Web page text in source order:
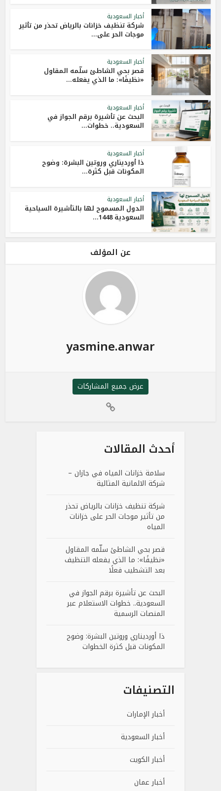
أخبار السعودية
شركة تنظيف خزانات بالرياض تحذر من تأثير
موجات الحر على...
أخبار السعودية
قصر بحي الشاطئ سلّمه المقاول
«نظيفًا»: ما الذي يفعله...
أخبار السعودية
البحث عن تأشيرة برقم الجواز في
السعودية.. خطوات...
أخبار السعودية
ذا أورديناري وروتين البشرة: وضوح
المكونات قبل كثرة...
أخبار السعودية
الدول المسموح لها بالتأشيرة السياحية
السعودية 1448...
عن المؤلف
yasmine.anwar
عرض جميع المشاركات
أحدث المقالات
سلامة خزانات المياه في جازان –
شركة الالمانية المثالية
شركة تنظيف خزانات بالرياض تحذر
من تأثير موجات الحر على خزانات
المياه
قصر بحي الشاطئ سلّمه المقاول
«نظيفًا»: ما الذي يفعله التنظيف
بعد التشطيب فعلًا
البحث عن تأشيرة برقم الجواز في
السعودية.. خطوات الاستعلام عبر
المنصات الرسمية
ذا أورديناري وروتين البشرة: وضوح
المكونات قبل كثرة الخطوات
التصنيفات
أخبار الإمارات
أخبار السعودية
أخبار الكويت
أخبار عمان